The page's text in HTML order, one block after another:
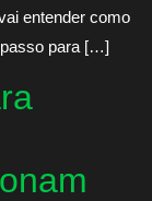
entender como
para […]